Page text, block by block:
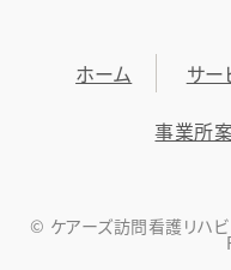
ホーム サー
事業所
© ケアーズ訪問看護リハ